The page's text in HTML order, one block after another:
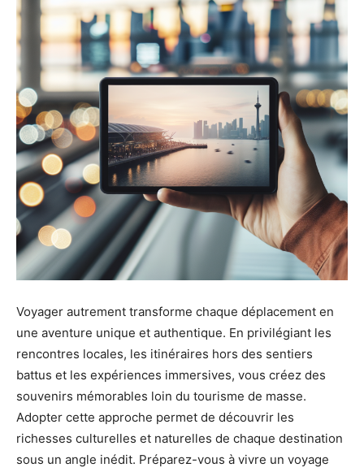
Voyager autrement transforme chaque déplacement en
une aventure unique et authentique. En privilégiant les
rencontres locales, les itinéraires hors des sentiers
battus et les expériences immersives, vous créez des
souvenirs mémorables loin du tourisme de masse.
Adopter cette approche permet de découvrir les
richesses culturelles et naturelles de chaque destination
sous un angle inédit. Préparez-vous à vivre un voyage